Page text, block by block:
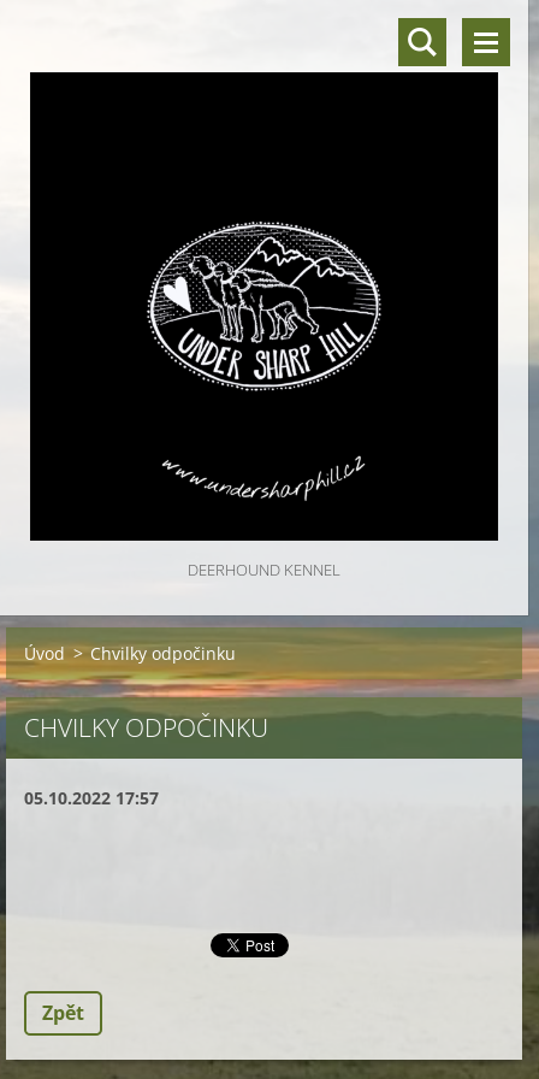
DEERHOUND KENNEL
Úvod > Chvilky odpočinku
CHVILKY ODPOČINKU
05.10.2022 17:57
Zpět